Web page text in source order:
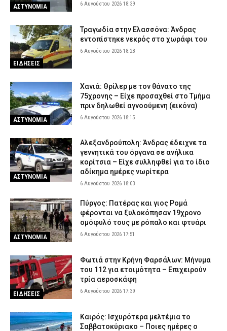
ΑΣΤΥΝΟΜΙΑ 6 Αυγούστου 2026 18:39
ΕΙΔΗΣΕΙΣ
Τραγωδία στην Ελασσόνα: Άνδρας
εντοπίστηκε νεκρός στο χωράφι του
6 Αυγούστου 2026 18:28
ΑΣΤΥΝΟΜΙΑ
Χανιά: Θρίλερ με τον θάνατο της
75χρονης – Είχε προσαχθεί στο Τμήμα
πριν δηλωθεί αγνοούμενη (εικόνα)
6 Αυγούστου 2026 18:15
ΑΣΤΥΝΟΜΙΑ
Αλεξανδρούπολη: Άνδρας έδειχνε τα
γεννητικά του όργανα σε ανήλικα
κορίτσια – Είχε συλληφθεί για το ίδιο
αδίκημα ημέρες νωρίτερα
6 Αυγούστου 2026 18:03
ΑΣΤΥΝΟΜΙΑ
Πύργος: Πατέρας και γιος Ρομά
φέρονται να ξυλοκόπησαν 19χρονο
ομόφυλό τους με ρόπαλο και φτυάρι
6 Αυγούστου 2026 17:51
ΕΙΔΗΣΕΙΣ
Φωτιά στην Κρήνη Φαρσάλων: Μήνυμα
του 112 για ετοιμότητα – Επιχειρούν
τρία αεροσκάφη
6 Αυγούστου 2026 17:39
Καιρός: Ισχυρότερα μελτέμια το
Σαββατοκύριακο – Ποιες ημέρες ο